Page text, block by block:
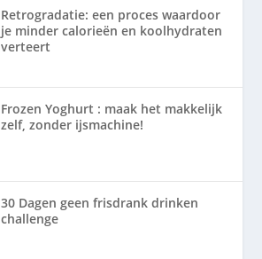
Retrogradatie: een proces waardoor
je minder calorieën en koolhydraten
verteert
Frozen Yoghurt : maak het makkelijk
zelf, zonder ijsmachine!
30 Dagen geen frisdrank drinken
challenge